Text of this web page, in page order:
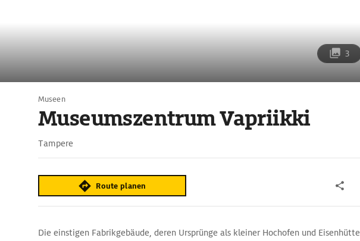
3
Museen
Museumszentrum Vapriikki
Tampere
Route planen
Die einstigen Fabrikgebäude, deren Ursprünge als kleiner Hochofen und Eisenhütte